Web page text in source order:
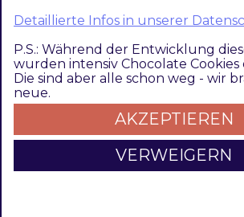
Magento 2.4 Compatibility
Update module
Refactoring based on
Integrate static tests
1.0.0
Detaillierte Infos in unserer
P.S.: Während der Entwicklung
wurden intensiv Chocolate Cookies
Die sind aber alle schon weg - wir
neue.
AKZEPTIEREN
VERWEIGERN